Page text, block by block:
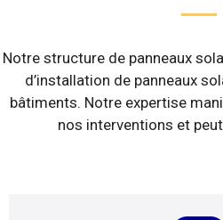
Notre structure de panneaux
d’installation de panneaux
bâtiments. Notre expertise
nos interventions et